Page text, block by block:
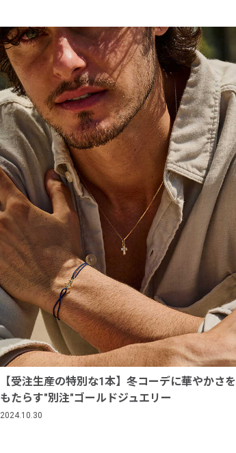
【受注生産の特別な1本】冬コーデに華やかさを
もたらす"別注"ゴールドジュエリー
2024.10.30